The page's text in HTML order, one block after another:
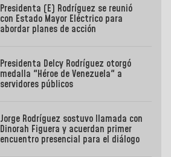
Presidenta (E) Rodríguez se reunió
con Estado Mayor Eléctrico para
abordar planes de acción
Presidenta Delcy Rodríguez otorgó
medalla "Héroe de Venezuela" a
servidores públicos
Jorge Rodríguez sostuvo llamada con
Dinorah Figuera y acuerdan primer
encuentro presencial para el diálogo